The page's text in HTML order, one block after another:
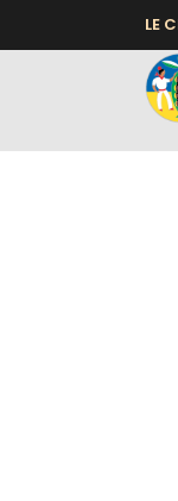
LE